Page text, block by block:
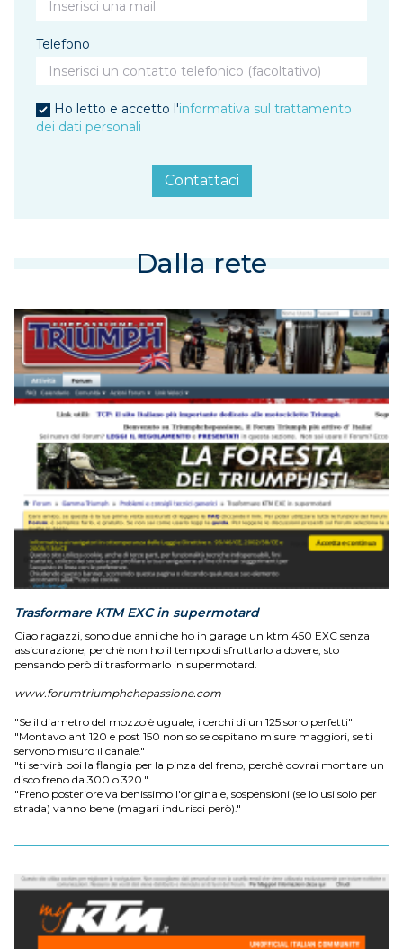
Telefono
Ho letto e accetto l'informativa sul trattamento
dei dati personali
Contattaci
Dalla rete
Trasformare KTM EXC in supermotard
Ciao ragazzi, sono due anni che ho in garage un ktm 450 EXC senza
assicurazione, perchè non ho il tempo di sfruttarlo a dovere, sto
pensando però di trasformarlo in supermotard.
www.forumtriumphchepassione.com
"Se il diametro del mozzo è uguale, i cerchi di un 125 sono perfetti"
"Montavo ant 120 e post 150 non so se ospitano misure maggiori, se ti
servono misuro il canale."
"ti servirà poi la flangia per la pinza del freno, perchè dovrai montare un
disco freno da 300 o 320."
"Freno posteriore va benissimo l'originale, sospensioni (se lo usi solo per
strada) vanno bene (magari indurisci però)."